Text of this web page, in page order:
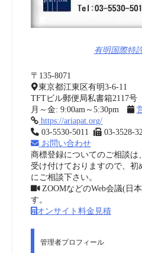
有明国際特
〒135-8071
東京都江東区有明3-6-11
TFTビル郵便局私書箱2117号
月～金: 9:00am～5:30pm
https://ariapat.org/
03-5530-5011
03-3528-
お問い合わせ
商標登録についてのご相談は
受け付けておりますので、初
にご相談下さい。
ZOOMなどのWeb会議(日
す。
オンサイト料金見積
管理者プロフィール